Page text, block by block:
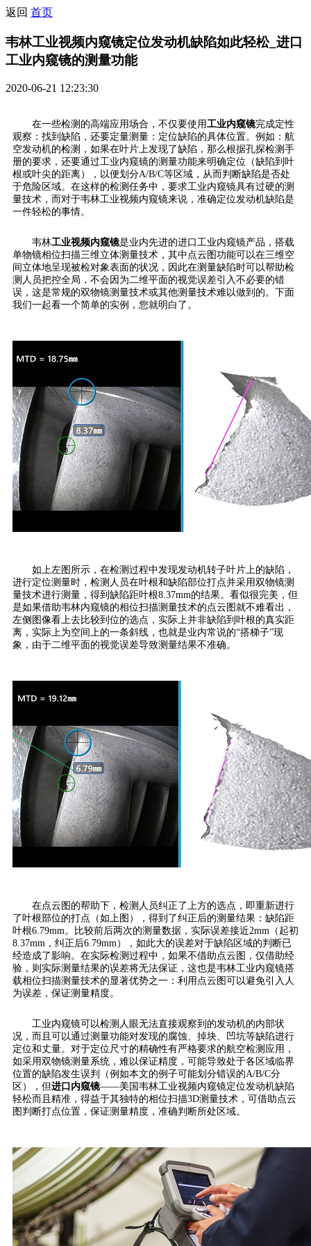
返回 首页
韦林工业视频内窥镜定位发动机缺陷如此轻松_进口
工业内窥镜的测量功能
2020-06-21 12:23:30
在一些检测的高端应用场合，不仅要使用工业内窥镜完成定性
观察：找到缺陷，还要定量测量：定位缺陷的具体位置。例如：航
空发动机的检测，如果在叶片上发现了缺陷，那么根据孔探检测手
册的要求，还要通过工业内窥镜的测量功能来明确定位（缺陷到叶
根或叶尖的距离），以便划分A/B/C等区域，从而判断缺陷是否处
于危险区域。在这样的检测任务中，要求工业内窥镜具有过硬的测
量技术，而对于韦林工业视频内窥镜来说，准确定位发动机缺陷是
一件轻松的事情。
韦林工业视频内窥镜是业内先进的进口工业内窥镜产品，搭载
单物镜相位扫描三维立体测量技术，其中点云图功能可以在三维空
间立体地呈现被检对象表面的状况，因此在测量缺陷时可以帮助检
测人员把控全局，不会因为二维平面的视觉误差引入不必要的错
误，这是常规的双物镜测量技术或其他测量技术难以做到的。下面
我们一起看一个简单的实例，您就明白了。
如上左图所示，在检测过程中发现发动机转子叶片上的缺陷，
进行定位测量时，检测人员在叶根和缺陷部位打点并采用双物镜测
量技术进行测量，得到缺陷距叶根8.37mm的结果。看似很完美，但
是如果借助韦林内窥镜的相位扫描测量技术的点云图就不难看出，
左侧图像看上去比较到位的选点，实际上并非缺陷到叶根的真实距
离，实际上为空间上的一条斜线，也就是业内常说的“搭梯子”现
象，由于二维平面的视觉误差导致测量结果不准确。
在点云图的帮助下，检测人员纠正了上方的选点，即重新进行
了叶根部位的打点（如上图），得到了纠正后的测量结果：缺陷距
叶根6.79mm。比较前后两次的测量数据，实际误差接近2mm（起初
8.37mm，纠正后6.79mm），如此大的误差对于缺陷区域的判断已
经造成了影响。在实际检测过程中，如果不借助点云图，仅借助经
验，则实际测量结果的误差将无法保证，这也是韦林工业内窥镜搭
载相位扫描测量技术的显著优势之一：利用点云图可以避免引入人
为误差，保证测量精度。
工业内窥镜可以检测人眼无法直接观察到的发动机的内部状
况，而且可以通过测量功能对发现的腐蚀、掉块、凹坑等缺陷进行
定位和丈量。对于定位尺寸的精确性有严格要求的航空检测应用，
如采用双物镜测量系统，难以保证精度，可能导致处于各区域临界
位置的缺陷发生误判（例如本文的例子可能划分错误的A/B/C分
区），但进口内窥镜——美国韦林工业视频内窥镜定位发动机缺陷
轻松而且精准，得益于其独特的相位扫描3D测量技术，可借助点云
图判断打点位置，保证测量精度，准确判断所处区域。